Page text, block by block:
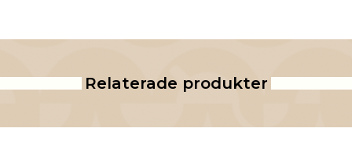
Relaterade produkter